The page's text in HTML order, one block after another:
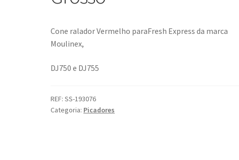
Cone ralador Vermelho paraFresh Express da marca
Moulinex,
DJ750 e DJ755
REF:SS-193076
Categoria: Picadores